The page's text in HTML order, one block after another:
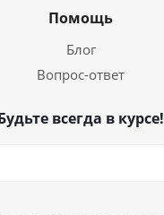
Помощь
Блог
Вопрос-ответ
всегда в курсе!